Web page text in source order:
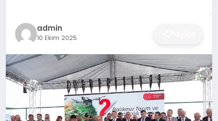
DÜNYA
SIYASET
EĞITIM
admin
10 Ekim 2025